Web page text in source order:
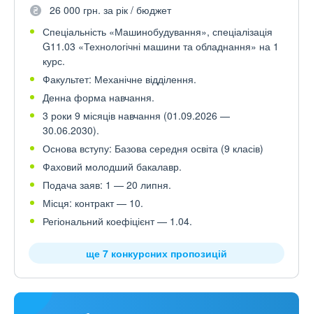
26 000 грн. за рік / бюджет
Спеціальність «Машинобудування», спеціалізація
G11.03 «Технологічні машини та обладнання» на 1
курс.
Факультет: Механічне відділення.
Денна форма навчання.
3 роки 9 місяців навчання (01.09.2026 —
30.06.2030).
Основа вступу: Базова середня освіта (9 класів)
Фаховий молодший бакалавр.
Подача заяв: 1 — 20 липня.
Місця: контракт — 10.
Регіональний коефіцієнт — 1.04.
ще 7 конкурсних пропозицій